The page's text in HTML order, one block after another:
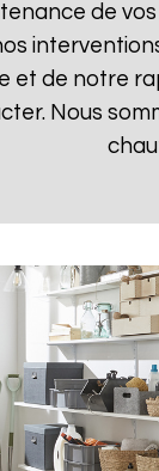
de
de notre
Nous